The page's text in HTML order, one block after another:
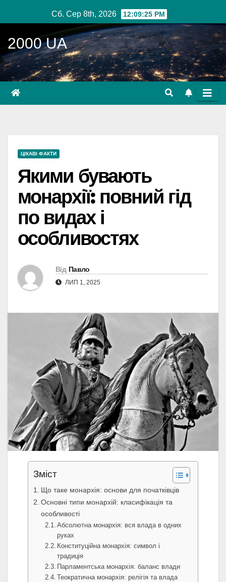
до
вмісту
Сб. Сер 8th, 2026 12:09:26 PM
2000 UA
ЦІКАВІ ФАКТИ
Якими бувають
монархії: повний гід
по видах і
особливостях
Від Павло
ЛИП 1, 2025
Зміст
Що таке монархія: основи для початківців
Основні типи монархій: класифікація та
особливості
Абсолютна монархія: вся влада в одних
руках
Конституційна монархія: символ і
традиція
Парламентська монархія: баланс влади
Теократична монархія: релігія та влада